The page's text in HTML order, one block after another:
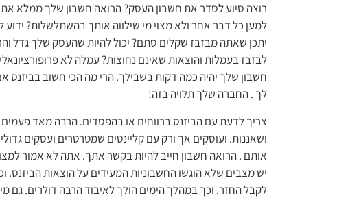
רוצה סיוע לסדר את חשבון העסק? הרואה חשבון שלך ממלא
למען כל דבר אחר ולא מצוי מי שילווה אותך בהשתלשלות?
יתכן שאתה מבזבז שקלים סתם? יכול להיות שהעסק שלך גדל
לבזבז בעמלות והוצאות שאינם נחוצות? עמלה לא
חשבון שלך יהיה כמה דקות בשבילך. הרי מה הכי חשוב
לך . החברה שלך תלויה בזה!
צריך לדעת עם הביזנס ברווחים או בהפסדים. הרבה מאד פעמים
ושאננות. ועוסקים אך ורק עם קליינטים שמטרטרים ועסקים
אותם . הרואה חשבון חייב להיות בקשר אתך. אתה לא אמור
יש מצבים שלא הוגשו החשבוניות המעידים על הוצאות
לקבל החזר. וכך במהלך הימים הולך לאיבוד הרבה דולרים. גם